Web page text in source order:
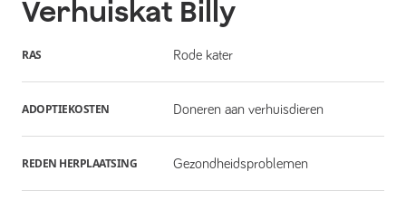
Verhuiskat Billy
RAS Rode kater
ADOPTIEKOSTEN Doneren aan verhuisdieren
REDEN HERPLAATSING Gezondheidsproblemen